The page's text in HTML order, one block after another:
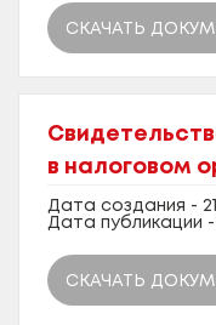
СКАЧАТЬ
в налоговом
Дата создания -
Дата публикации -
СКАЧАТЬ